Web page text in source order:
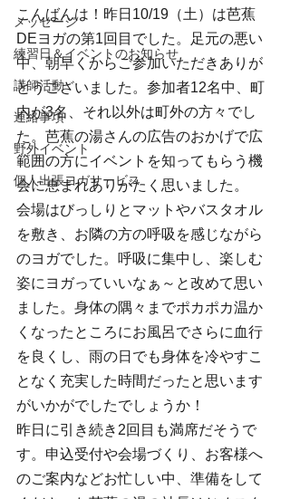
メッセージ
練習日＆イベントのお知らせ
講師活動
連絡事項
野外イベント
個人出張ヨガサービス
こんばんは！昨日10/19（土）は芭蕉
DEヨガの第1回目でした。足元の悪い
中、朝早くからご参加いただきありが
とうございました。参加者12名中、町
内が3名、それ以外は町外の方々でし
た。芭蕉の湯さんの広告のおかげで広
範囲の方にイベントを知ってもらう機
会に恵まれありがたく思いました。
会場はびっしりとマットやバスタオル
を敷き、お隣の方の呼吸を感じながら
のヨガでした。呼吸に集中し、楽しむ
姿にヨガっていいなぁ～と改めて思い
ました。身体の隅々までポカポカ温か
くなったところにお風呂でさらに血行
を良くし、雨の日でも身体を冷やすこ
となく充実した時間だったと思います
がいかがでしたでしょうか！
昨日に引き続き2回目も満席だそうで
す。申込受付や会場づくり、お客様へ
のご案内などお忙しい中、準備をして